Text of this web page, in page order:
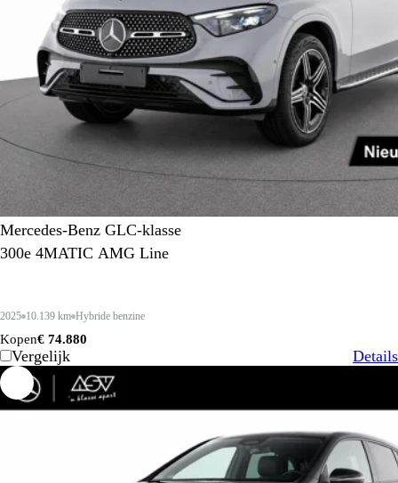
Mercedes-Benz GLC-klasse
300e 4MATIC AMG Line
2025 10.139 km Hybride benzine
Kopen€ 74.880
Vergelijk Details